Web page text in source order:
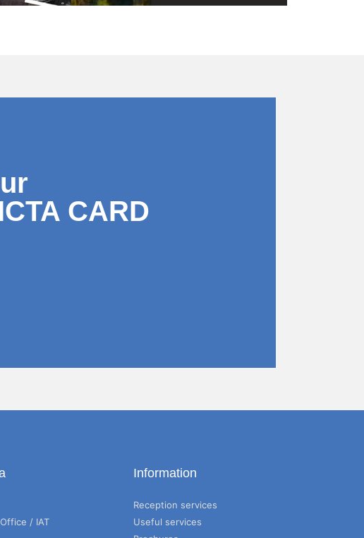
CARD
/ IAT
Information
Reception services
Useful services